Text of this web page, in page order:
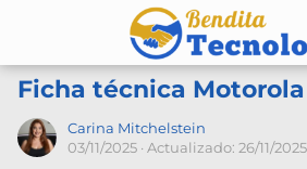
Ficha técnica
Carina Mitchelstein
03/11/2025 · Actualizado: 26/11/2025